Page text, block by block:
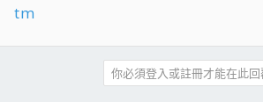
tm
你必須登入或註冊才能在此回